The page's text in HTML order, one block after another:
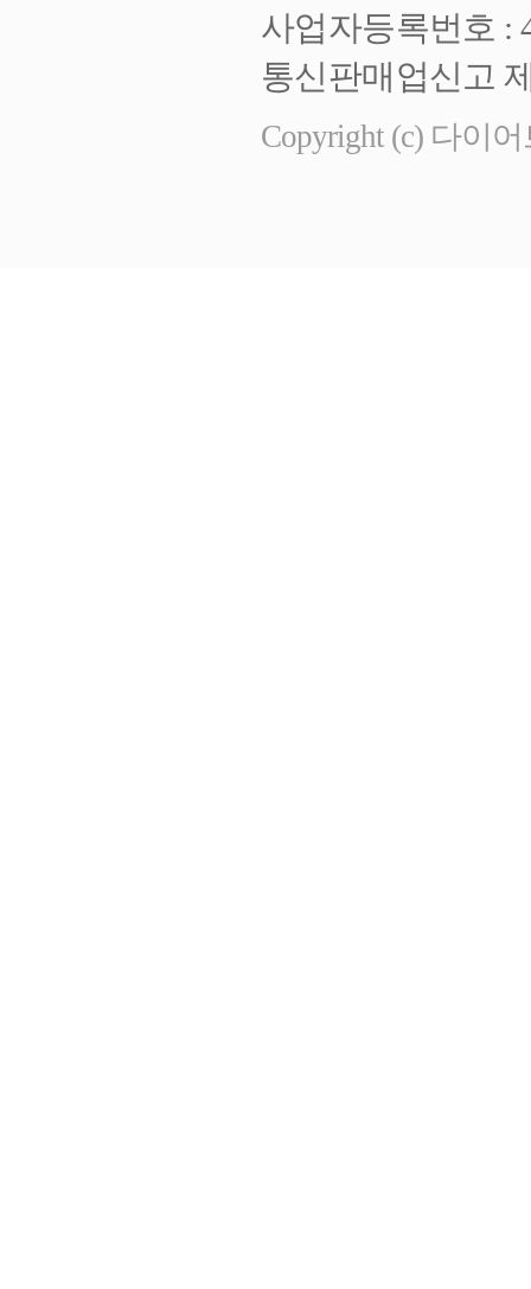
사업자등록번호 :
통신판매업신고
Copyright (c) 다이